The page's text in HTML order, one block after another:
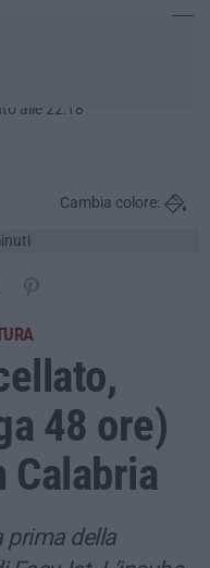
alle 22:18
Cambia colore:
48 ore)
Calabria
prima della